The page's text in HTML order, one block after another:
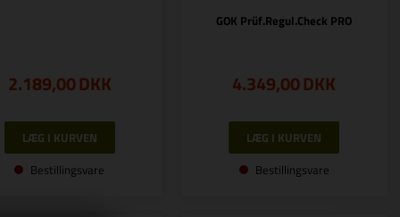
2.189,00DKK
Bestillingsvare
GOK Prüf.Regul.Check PRO
4.349,00DKK
Bestillingsvare